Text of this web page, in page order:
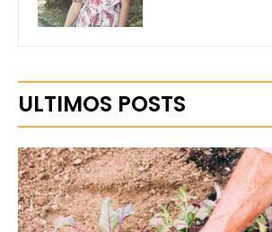
ULTIMOS POSTS